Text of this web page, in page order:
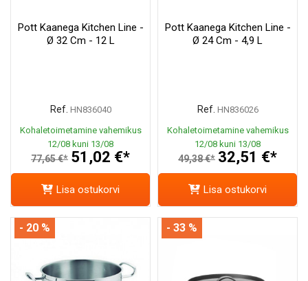
Pott Kaanega Kitchen Line -
Ø 32 Cm - 12 L
Ref. HN836040
Kohaletoimetamine vahemikus
12/08 kuni 13/08
77,65 €* 51,02 €*
Lisa ostukorvi
Pott Kaanega Kitchen Line -
Ø 24 Cm - 4,9 L
Ref. HN836026
Kohaletoimetamine vahemikus
12/08 kuni 13/08
49,38 €* 32,51 €*
Lisa ostukorvi
- 20 % - 33 %